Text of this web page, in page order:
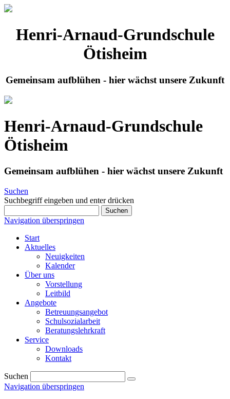
Henri-Arnaud-Grundschule
Ötisheim
Gemeinsam aufblühen - hier wächst unsere Zukunft
Henri-Arnaud-Grundschule
Ötisheim
Gemeinsam aufblühen - hier wächst unsere Zukunft
Suchen
Suchbegriff eingeben und enter drücken
Suchen
Navigation überspringen
Start
Aktuelles
Neuigkeiten
Kalender
Über uns
Vorstellung
Leitbild
Angebote
Betreuungsangebot
Schulsozialarbeit
Beratungslehrkraft
Service
Downloads
Kontakt
Suchen
Navigation überspringen